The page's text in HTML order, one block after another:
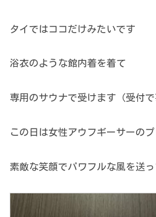
タイではココだけみたいです
浴衣のような館内着を着て
専用のサウナで受けます（受付で
この日は女性アウフギーサーの
素敵な笑顔でパワフルな風を送